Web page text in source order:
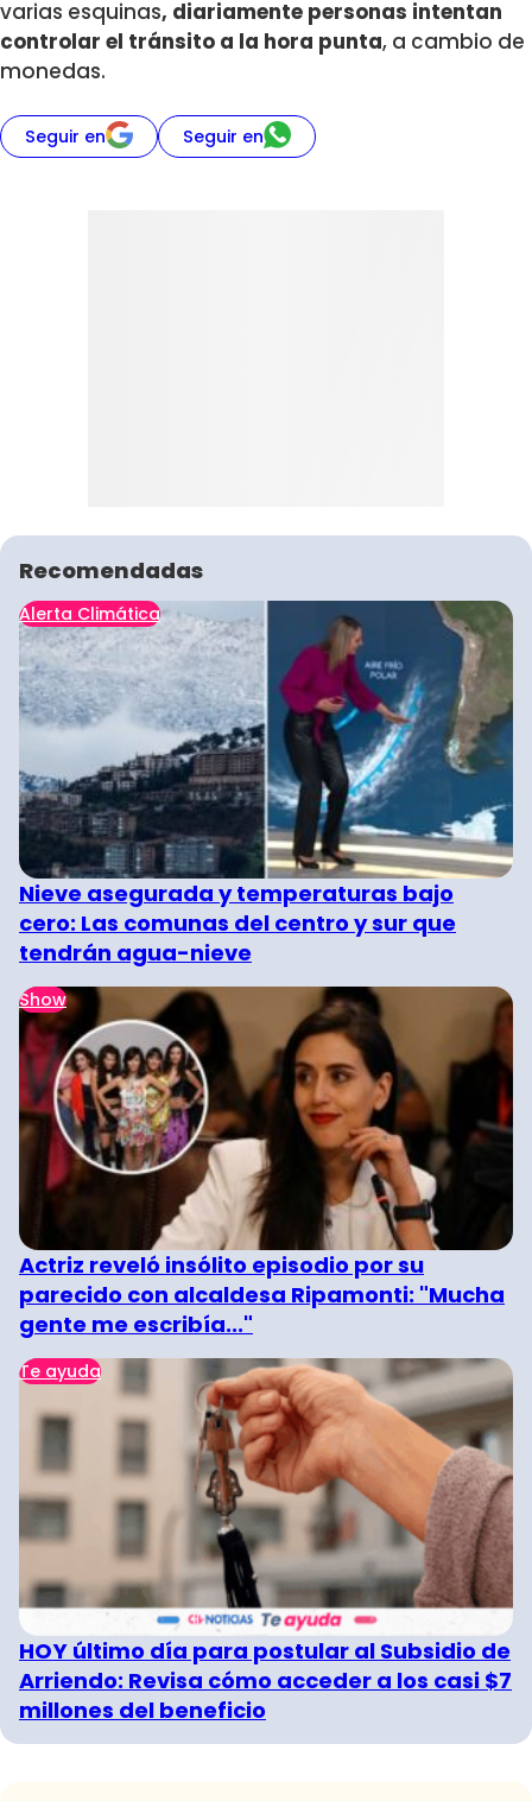
varias esquinas, diariamente personas intentan
controlar el tránsito a la hora punta, a cambio de
monedas.
Seguir en Seguir en
Recomendadas
Alerta Climática
Nieve asegurada y temperaturas bajo
cero: Las comunas del centro y sur que
tendrán agua-nieve
Show
Actriz reveló insólito episodio por su
parecido con alcaldesa Ripamonti: "Mucha
gente me escribía..."
Te ayuda
HOY último día para postular al Subsidio de
Arriendo: Revisa cómo acceder a los casi $7
millones del beneficio